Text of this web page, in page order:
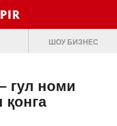
ШОУ БИЗНЕС
гул номи